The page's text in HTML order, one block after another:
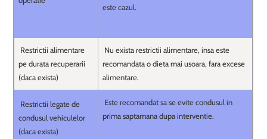
este cazul.
Restrictii alimentare
pe durata recuperarii
(daca exista)
Nu exista restrictii alimentare, insa este
recomandata o dieta mai usoara, fara excese
alimentare.
Restrictii legate de
condusul vehiculelor
(daca exista)
Este recomandat sa se evite condusul in
prima saptamana dupa interventie.